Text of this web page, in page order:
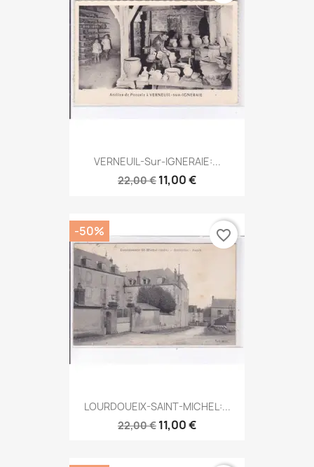
VERNEUIL-Sur-IGNERAIE:...
22,00 € 11,00 €
LOURDOUEIX-SAINT-MICHEL:...
22,00 € 11,00 €
-50% favorite_border